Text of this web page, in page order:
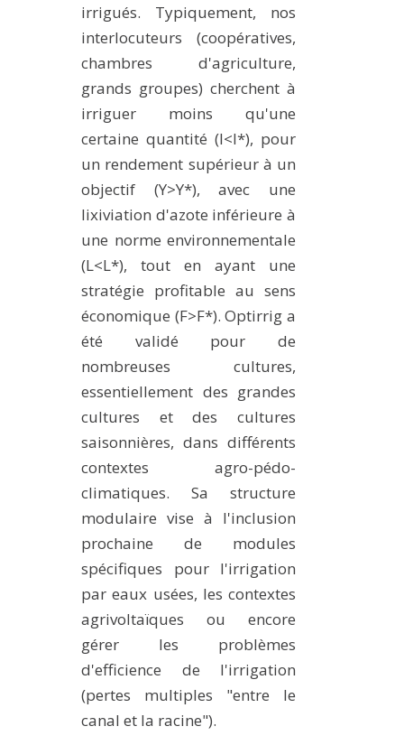
irrigués. Typiquement, nos
interlocuteurs (coopératives,
chambres d'agriculture,
grands groupes) cherchent à
irriguer moins qu'une
certaine quantité (I<I*), pour
un rendement supérieur à un
objectif (Y>Y*), avec une
lixiviation d'azote inférieure à
une norme environnementale
(L<L*), tout en ayant une
stratégie profitable au sens
économique (F>F*). Optirrig a
été validé pour de
nombreuses cultures,
essentiellement des grandes
cultures et des cultures
saisonnières, dans différents
contextes agro-pédo-
climatiques. Sa structure
modulaire vise à l'inclusion
prochaine de modules
spécifiques pour l'irrigation
par eaux usées, les contextes
agrivoltaïques ou encore
gérer les problèmes
d'efficience de l'irrigation
(pertes multiples "entre le
canal et la racine").